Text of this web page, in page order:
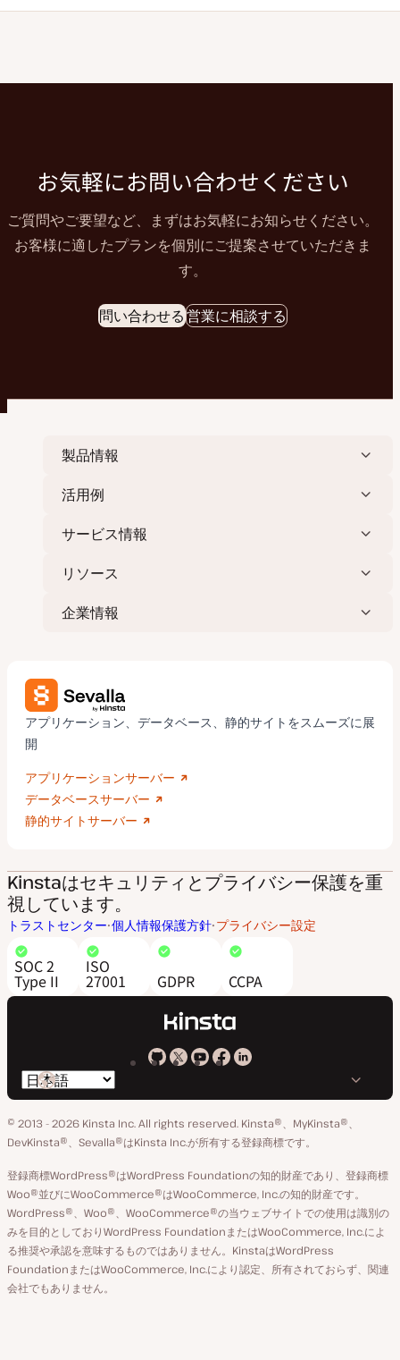
お気軽にお問い合わせください
ご質問やご要望など、まずはお気軽にお知らせください。
お客様に適したプランを個別にご提案させていただきま
す。
問い合わせる営業に相談する
製品情報
活用例
サービス情報
リソース
企業情報
アプリケーション、データベース、静的サイトをスムーズに展
開
アプリケーションサーバー
データベースサーバー
静的サイトサーバー
Kinstaはセキュリティとプライバシー保護を重
視しています。
トラストセンター 個人情報保護方針 プライバシー設定
SOC 2
Type II
ISO
27001 GDPR CCPA
Kinsta
GitHub
Kinsta
X
ア
カ
ウ
ン
ト
Kinsta
YouTube
Kinsta
Facebook
Kinsta
LinkedIn
ペ
ー
ジ
言
語
の
り
替
え
© 2013 - 2026 Kinsta Inc. All rights reserved. Kinsta®、MyKinsta®、
DevKinsta®、Sevalla®はKinsta Inc.が所有する登録商標です。
登録商標WordPress®はWordPress Foundationの知的財産であり、登録商標
Woo®並びにWooCommerce®はWooCommerce, Inc.の知的財産です。
WordPress®、Woo®、WooCommerce®の当ウェブサイトでの使用は識別の
みを目的としておりWordPress FoundationまたはWooCommerce, Inc.によ
る推奨や承認を意味するものではありません。KinstaはWordPress
FoundationまたはWooCommerce, Inc.により認定、所有されておらず、関連
会社でもありません。